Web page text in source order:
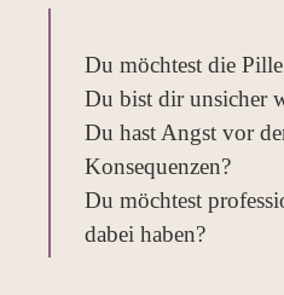
Du möchtest die Pille
Du bist dir unsicher
Du hast Angst vor
Konsequenzen?
Du möchtest
dabei haben?